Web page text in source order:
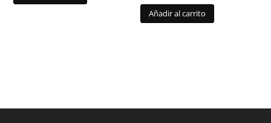
Añadir al carrito